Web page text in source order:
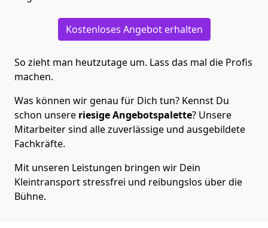
Kostenloses Angebot erhalten
So zieht man heutzutage um. Lass das mal die Profis
machen.
Was können wir genau für Dich tun? Kennst Du
schon unsere riesige Angebotspalette? Unsere
Mitarbeiter sind alle zuverlässige und ausgebildete
Fachkräfte.
Mit unseren Leistungen bringen wir Dein
Kleintransport stressfrei und reibungslos über die
Bühne.